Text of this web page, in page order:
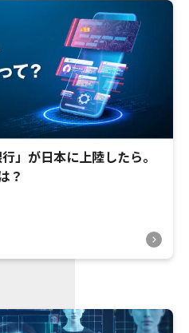
」が日本に上陸したら。
？